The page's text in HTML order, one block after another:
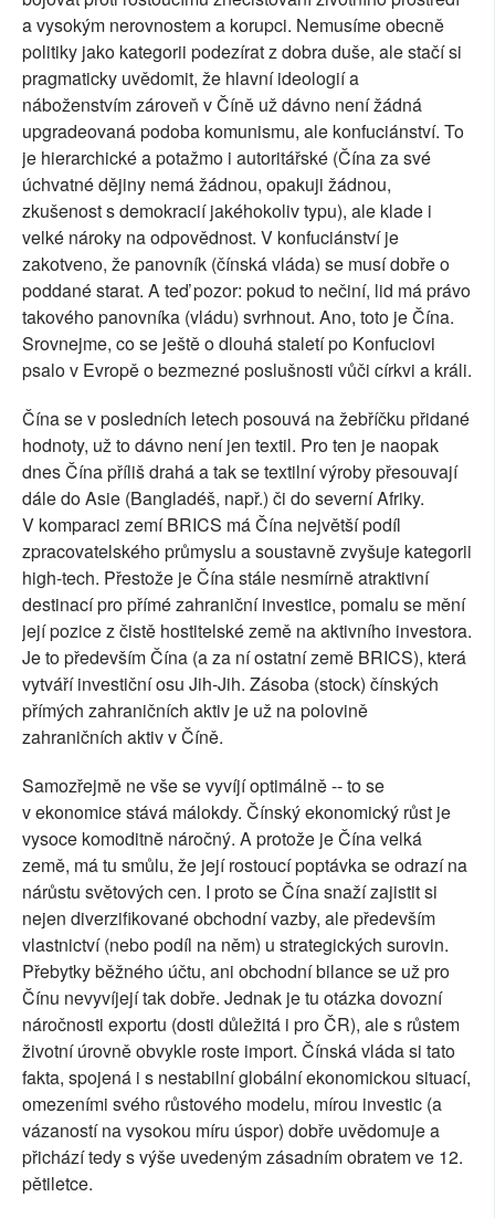
a vysokým nerovnostem a korupci. Nemusíme obecně
politiky jako kategorii podezírat z dobra duše, ale stačí si
pragmaticky uvědomit, že hlavní ideologií a
náboženstvím zároveň v Číně už dávno není žádná
upgradeovaná podoba komunismu, ale konfuciánství. To
je hierarchické a potažmo i autoritářské (Čína za své
úchvatné dějiny nemá žádnou, opakuji žádnou,
zkušenost s demokracií jakéhokoliv typu), ale klade i
velké nároky na odpovědnost. V konfuciánství je
zakotveno, že panovník (čínská vláda) se musí dobře o
poddané starat. A teď pozor: pokud to nečiní, lid má právo
takového panovníka (vládu) svrhnout. Ano, toto je Čína.
Srovnejme, co se ještě o dlouhá staletí po Konfuciovi
psalo v Evropě o bezmezné poslušnosti vůči církvi a králi.
Čína se v posledních letech posouvá na žebříčku přidané
hodnoty, už to dávno není jen textil. Pro ten je naopak
dnes Čína příliš drahá a tak se textilní výroby přesouvají
dále do Asie (Bangladéš, např.) či do severní Afriky.
V komparaci zemí BRICS má Čína největší podíl
zpracovatelského průmyslu a soustavně zvyšuje kategorii
high-tech. Přestože je Čína stále nesmírně atraktivní
destinací pro přímé zahraniční investice, pomalu se mění
její pozice z čistě hostitelské země na aktivního investora.
Je to především Čína (a za ní ostatní země BRICS), která
vytváří investiční osu Jih-Jih. Zásoba (stock) čínských
přímých zahraničních aktiv je už na polovině
zahraničních aktiv v Číně.
Samozřejmě ne vše se vyvíjí optimálně -- to se
v ekonomice stává málokdy. Čínský ekonomický růst je
vysoce komoditně náročný. A protože je Čína velká
země, má tu smůlu, že její rostoucí poptávka se odrazí na
nárůstu světových cen. I proto se Čína snaží zajistit si
nejen diverzifikované obchodní vazby, ale především
vlastnictví (nebo podíl na něm) u strategických surovin.
Přebytky běžného účtu, ani obchodní bilance se už pro
Čínu nevyvíjejí tak dobře. Jednak je tu otázka dovozní
náročnosti exportu (dosti důležitá i pro ČR), ale s růstem
životní úrovně obvykle roste import. Čínská vláda si tato
fakta, spojená i s nestabilní globální ekonomickou situací,
omezeními svého růstového modelu, mírou investic (a
vázaností na vysokou míru úspor) dobře uvědomuje a
přichází tedy s výše uvedeným zásadním obratem ve 12.
pětiletce.